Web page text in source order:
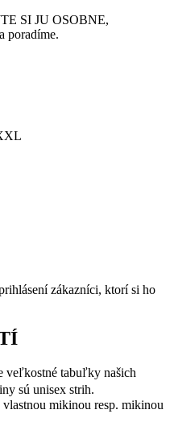
SI JU OSOBNE,
poradíme.
zákazníci, ktorí si ho
veľkostné tabuľky našich
sú unisex strih.
mikinou resp. mikinou